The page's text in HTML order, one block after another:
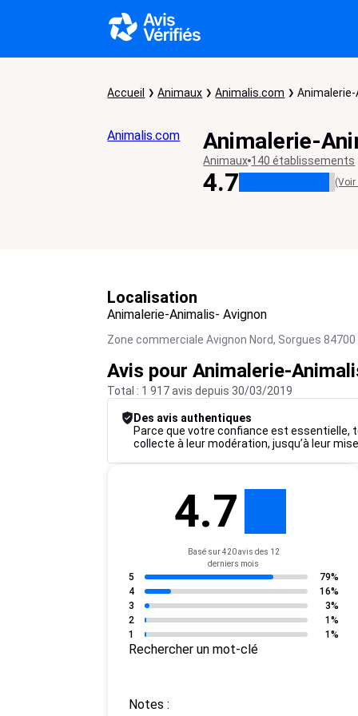
Accueil Animaux Animalis.com
Animalis.com Animalerie-
Animaux 140 établissements
4.7 (Voir
Localisation
Animalerie-Animalis- Avignon
Zone commerciale Avignon Nord, Sorgues 84700
Avis pour Animalerie-
Total : 1 917 avis depuis 30/03/2019
Des avis authentiques
Parce que votre confiance est essentielle,
collecte à leur modération, jusqu’à leur
4.7
Basé sur 420 avis des 12
derniers mois
5
79%
4
16%
3
3%
2
1%
1
1%
Rechercher un mot-clé
Notes :